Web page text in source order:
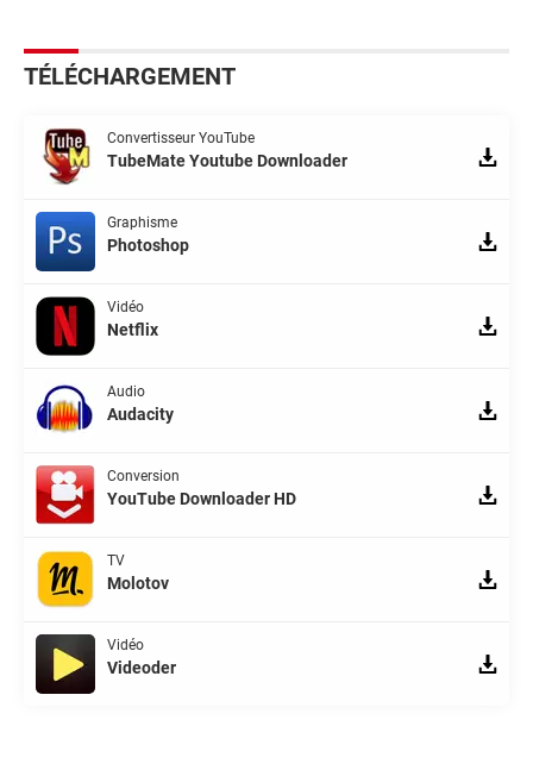
TÉLÉCHARGEMENT
Convertisseur YouTube
TubeMate Youtube Downloader
Graphisme
Photoshop
Vidéo
Netflix
Audio
Audacity
Conversion
YouTube Downloader HD
TV
Molotov
Vidéo
Videoder